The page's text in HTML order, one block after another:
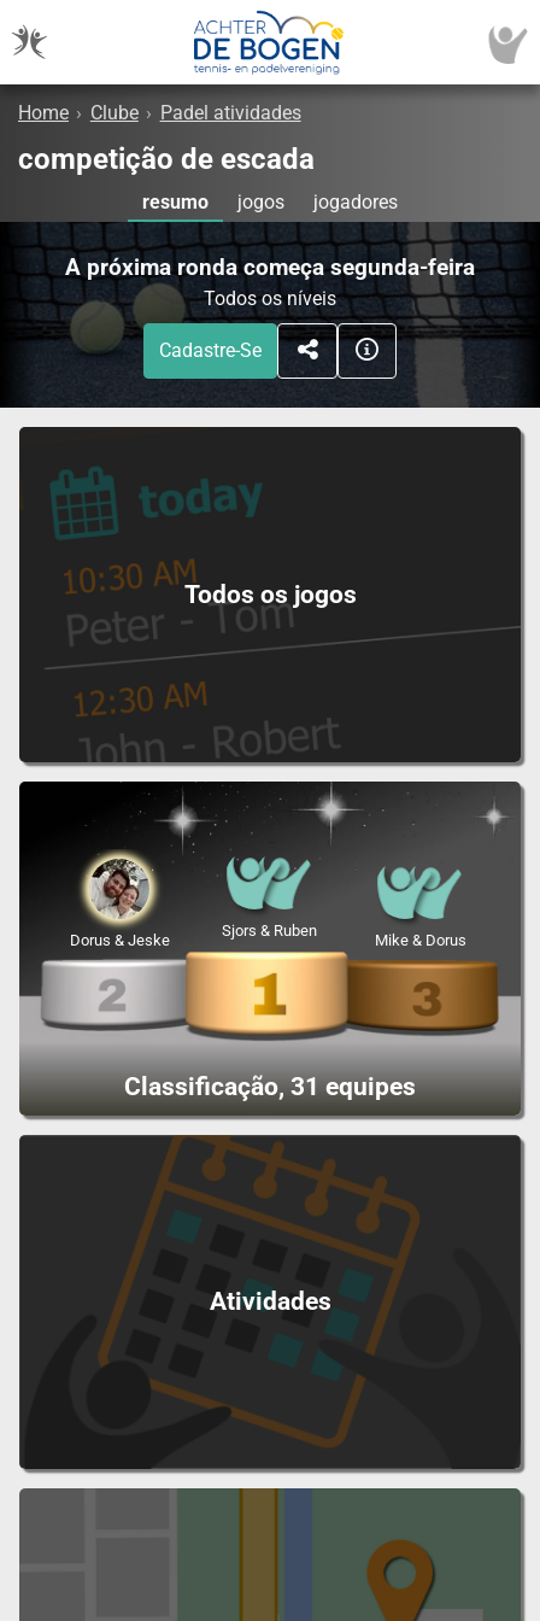
Home › Clube › Padel atividades
competição de escada
resumo jogos jogadores
A próxima ronda começa segunda-feira
Todos os níveis
Cadastre-Se
Todos os jogos
Classificação, 31 equipes
Sjors & Ruben
Dorus & Jeske Mike & Dorus
Atividades